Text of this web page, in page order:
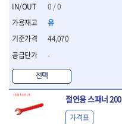
- 방폭플라이어
- 방폭가위
- 방폭스패너
- 방폭비트소켓
- 방폭아답타
- 방폭T렌치
- 방폭드라이버
- 방폭펀치
- 절연포지비트소켓
0 / 0
유
44,070
-
선택
절연용 스패너 200
가격표